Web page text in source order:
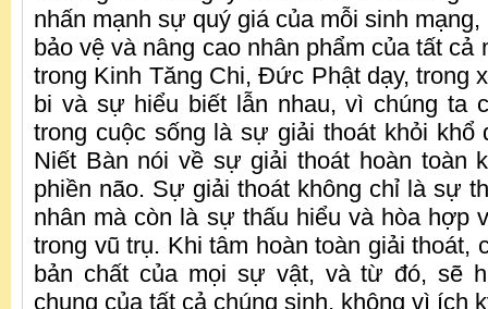
nhấn mạnh sự quý giá của mỗi sinh
bảo vệ và nâng cao nhân phẩm của tất
trong Kinh Tăng Chi, Đức Phật dạy, trong
bi và sự hiểu biết lẫn nhau, vì chúng ta
trong cuộc sống là sự giải thoát khỏi khổ
Niết Bàn nói về sự giải thoát hoàn toàn
phiền não. Sự giải thoát không chỉ là sự
nhân mà còn là sự thấu hiểu và hòa hợp
trong vũ trụ. Khi tâm hoàn toàn giải thoát,
bản chất của mọi sự vật, và từ đó, sẽ
chung của tất cả chúng sinh, không vì ích